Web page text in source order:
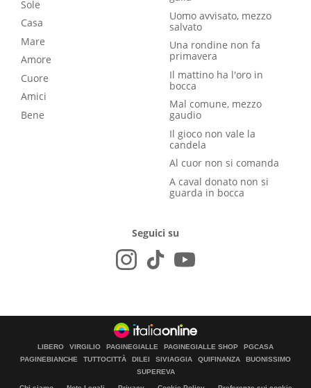
Sole
Casa
Mare
Amore
Cuore
Amici
Bene
Uomo avvisato, mezzo
salvato
Una rondine non fa
primavera
Il mattino ha l'oro in
bocca
Mal comune, mezzo
gaudio
Il gioco non vale la
candela
Al cuor non si comanda
A caval donato non si
guarda in bocca
Seguici su
LIBERO VIRGILIO PAGINEGIALLE PAGINEGIALLE SHOP
PGCASA
PAGINEBIANCHE
TUTTOCITTÀ DILEI SIVIAGGIA QUIFINANZA
BUONISSIMO
SUPEREVA